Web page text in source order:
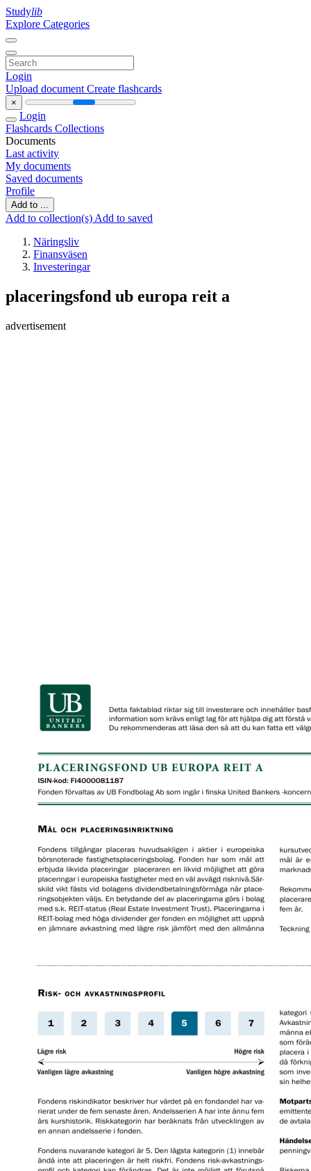
Studylib
Explore Categories
Login
Upload document Create flashcards
×
Login
Flashcards Collections
Documents
Last activity
My documents
Saved documents
Profile
Add to ...
Add to collection(s) Add to saved
Näringsliv
Finansväsen
Investeringar
placeringsfond ub europa reit a
advertisement